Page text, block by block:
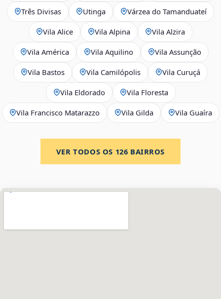
Três Divisas Utinga Várzea do Tamanduateí
Vila Alice Vila Alpina Vila Alzira
Vila América Vila Aquilino Vila Assunção
Vila Bastos Vila Camilópolis Vila Curuçá
Vila Eldorado Vila Floresta
Vila Francisco Matarazzo Vila Gilda Vila Guaíra
VER TODOS OS 126 BAIRROS